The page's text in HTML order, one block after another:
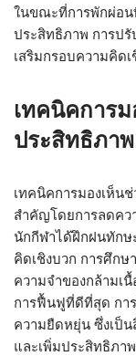
ในขณะที่การพักผ่อน
ประสิทธิภาพ การป
เสริมกรอบความคิด
เทคนิคการม
ประสิทธิภา
เทคนิคการมองเห็น
สำคัญโดยการลดคว
นักกีฬาได้ฝึกฝนทักษ
คิดเชิงบวก การศึกษ
ความจำของกล้ามเ
การฟื้นฟูที่ดีที่สุด กา
ความยืดหยุ่น ซึ่งเป็
และเพิ่มประสิทธิภา